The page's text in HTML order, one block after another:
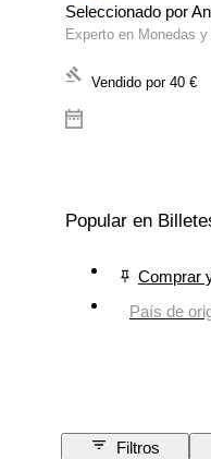
Seleccionado por
Experto en Monedas
Vendido por 40 €
Popular en
Comprar
País de
Filtros